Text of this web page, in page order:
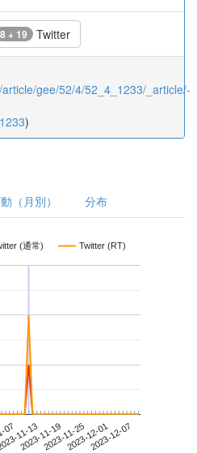
8 + 19 Twitter
gee/52/4/52_4_1233/_article/-
)
（月別） 分布
(通常) Twitter (RT)
0711-13
2023-11-192023-11-252023-12-012023-12-07